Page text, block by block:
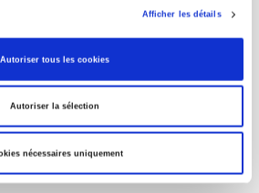
Afficher les détails
Autoriser tous les cookies
Autoriser la sélection
nécessaires uniquement
européenne